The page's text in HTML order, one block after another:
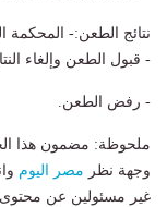
نتائج الطعن:-
- قبول الطعن وإلغاء
- رفض الطعن.
ملحوظة: مضمون هذا
وجهة نظر مصر اليوم
غير مسئولين عن محتوى